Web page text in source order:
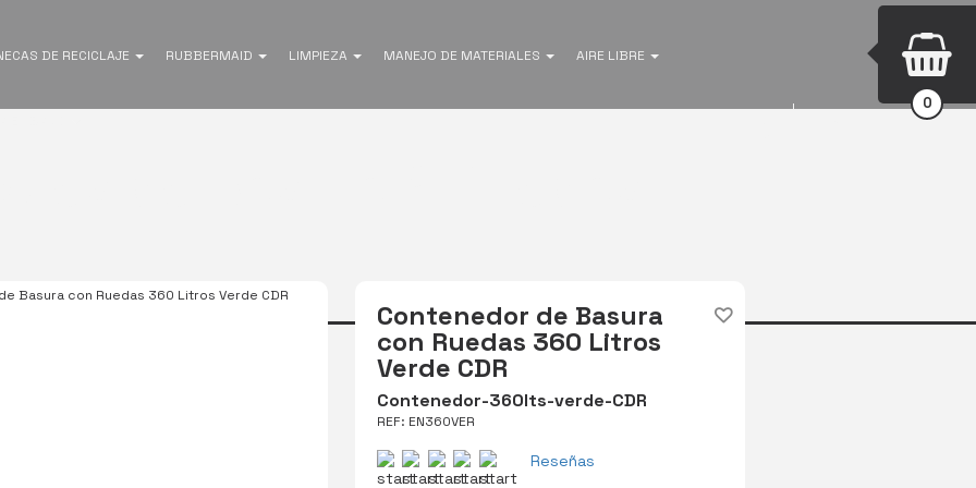
DE RECICLAJE RUBBERMAID LIMPIEZA MANEJO DE MATERIALES AIRE LIBRE
INICIAR SESIÓN
0
Basura con Ruedas 360 Litros Verde CDR
Contenedor de Basura
con Ruedas 360 Litros
Verde CDR
Contenedor-360lts-verde-CDR
REF: EN360VER
Reseñas